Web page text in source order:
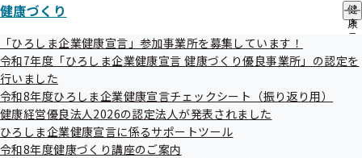
ブ
メ
ニ
ー
健康づくり
健
康
り
「ひろしま企業健康宣言」参加事業所を募集しています！
令和7年度「ひろしま企業健康宣言 健康づくり優良事業所」の認定を
行いました
令和8年度ひろしま企業健康宣言チェックシート（振り返り用）
健康経営優良法人2026の認定法人が発表されました
ひろしま企業健康宣言に係るサポートツール
令和8年度健康づくり講座のご案内
資料2 広島支部の健康課題の報告及び解決に向けた事業
方針の意見聴取について
資料3 マイナ保険証への円滑な移行に向けた対応につい
て